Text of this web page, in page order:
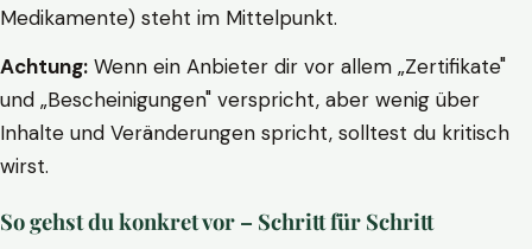
Medikamente) steht im Mittelpunkt.
Achtung: Wenn ein Anbieter dir vor allem „Zertifikate"
und „Bescheinigungen" verspricht, aber wenig über
Inhalte und Veränderungen spricht, solltest du kritisch
wirst.
So gehst du konkret vor – Schritt für Schritt